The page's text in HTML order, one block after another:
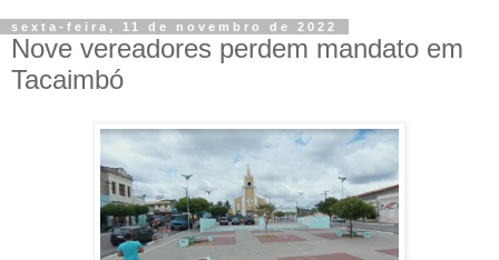
sexta-feira, 11 de novembro de 2022
Nove vereadores perdem mandato em
Tacaimbó